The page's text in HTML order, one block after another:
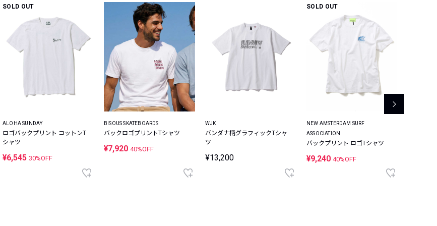
SOLD OUT
ALOHA SUNDAY
ロゴバックプリント コットンT
シャツ
¥6,545 30%OFF
BISOUS SKATEBOARDS
バックロゴプリントTシャツ
¥7,920 40%OFF
WJK
バンダナ柄グラフィックTシャ
ツ
¥13,200
SOLD OUT
NEW AMSTERDAM SURF
ASSOCIATION
バックプリント ロゴTシャツ
¥9,240 40%OFF